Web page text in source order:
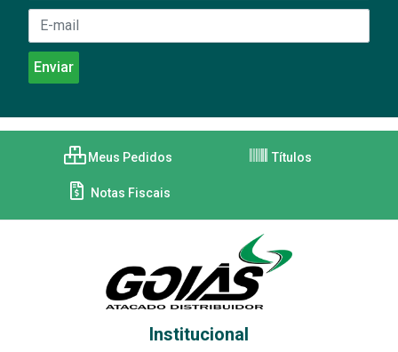
Meus Pedidos Títulos
Notas Fiscais
Institucional